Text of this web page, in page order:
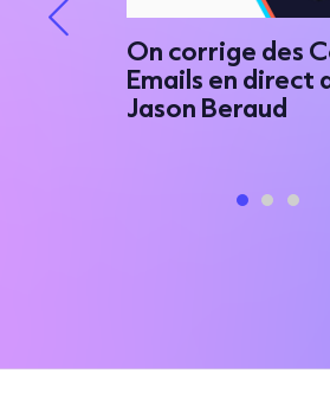
On corrige des
Emails en direct
Jason Beraud